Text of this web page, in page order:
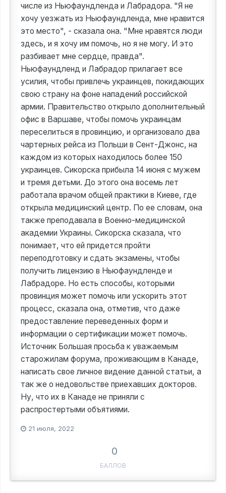
числе из Ньюфаундленда и Лабрадора. "Я не
хочу уезжать из Ньюфаундленда, мне нравится
это место", - сказала она. "Мне нравятся люди
здесь, и я хочу им помочь, но я не могу. И это
разбивает мне сердце, правда".
Ньюфаундленд и Лабрадор прилагает все
усилия, чтобы привлечь украинцев, покидающих
свою страну на фоне нападений российской
армии. Правительство открыло дополнительный
офис в Варшаве, чтобы помочь украинцам
переселиться в провинцию, и организовало два
чартерных рейса из Польши в Сент-Джонс, на
каждом из которых находилось более 150
украинцев. Сикорска прибыла 14 июня с мужем
и тремя детьми. До этого она восемь лет
работала врачом общей практики в Киеве, где
открыла медицинский центр. По ее словам, она
также преподавала в Военно-медицинской
академии Украины. Сикорска сказала, что
понимает, что ей придется пройти
переподготовку и сдать экзамены, чтобы
получить лицензию в Ньюфаундленде и
Лабрадоре. Но есть способы, которыми
провинция может помочь или ускорить этот
процесс, сказала она, отметив, что даже
предоставление переведенных форм и
информации о сертификации может помочь.
Источник Большая просьба к уважаемым
старожилам форума, проживающим в Канаде,
написать свое личное видение данной статьи, а
так же о недовольстве приехавших докторов.
Ну, что их в Канаде не приняли с
распростертыми объятиями.
21 июля, 2022
0
БАЛЛОВ